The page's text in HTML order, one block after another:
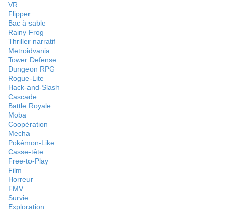
VR
Flipper
Bac à sable
Rainy Frog
Thriller narratif
Metroidvania
Tower Defense
Dungeon RPG
Rogue-Lite
Hack-and-Slash
Cascade
Battle Royale
Moba
Coopération
Mecha
Pokémon-Like
Casse-tête
Free-to-Play
Film
Horreur
FMV
Survie
Exploration